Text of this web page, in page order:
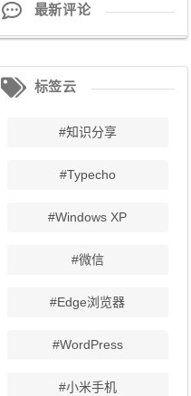
最新评论
标签云
#知识分享
#Typecho
#Windows XP
#微信
#Edge浏览器
#WordPress
#小米手机